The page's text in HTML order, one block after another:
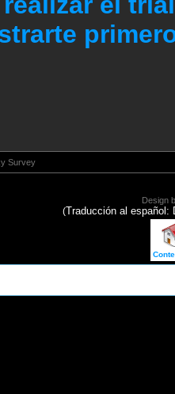
Survey
Design
(Traducción al español: